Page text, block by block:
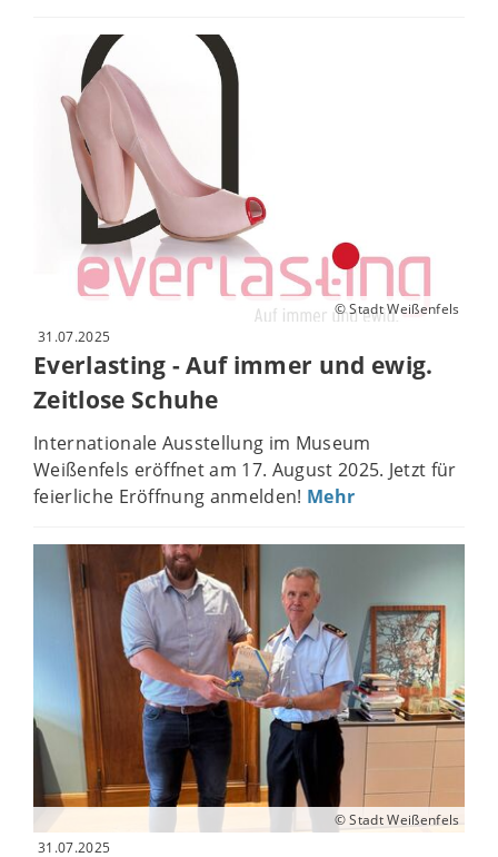
© Stadt Weißenfels
31.07.2025
Everlasting - Auf immer und ewig.
Zeitlose Schuhe
Internationale Ausstellung im Museum
Weißenfels eröffnet am 17. August 2025. Jetzt für
feierliche Eröffnung anmelden! Mehr
© Stadt Weißenfels
31.07.2025